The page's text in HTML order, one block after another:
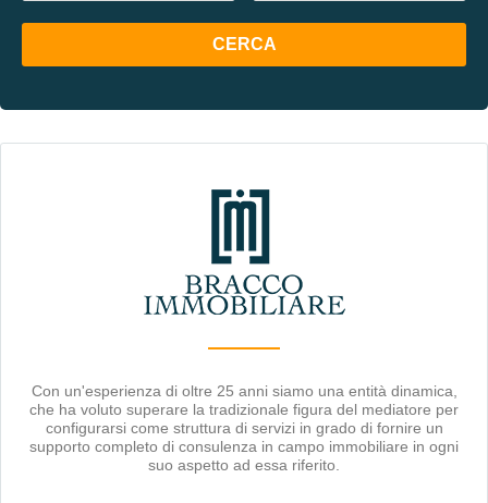
Con un'esperienza di oltre 25 anni siamo una entità dinamica,
che ha voluto superare la tradizionale figura del mediatore per
configurarsi come struttura di servizi in grado di fornire un
supporto completo di consulenza in campo immobiliare in ogni
suo aspetto ad essa riferito.